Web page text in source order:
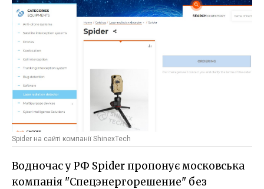
Spider на сайті компанії ShinexTech
Водночас у РФ Spider пропонує московська
компанія "Спецэнергорешение" без